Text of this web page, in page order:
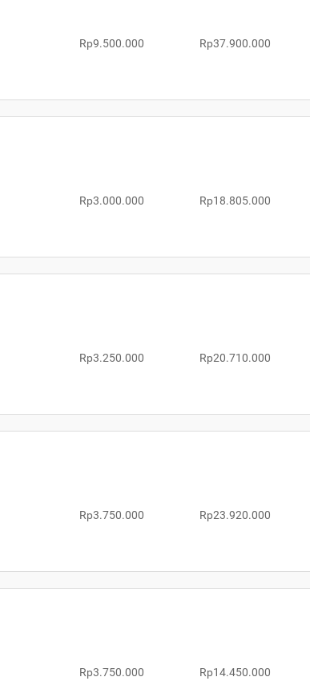
Rp9.500.000 Rp37.900.000
Rp3.000.000 Rp18.805.000
Rp3.250.000 Rp20.710.000
Rp3.750.000 Rp23.920.000
Rp3.750.000 Rp14.450.000